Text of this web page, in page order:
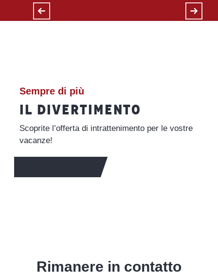
Sempre di più
IL DIVERTIMENTO
Scoprite l’offerta di intrattenimento per le vostre
vacanze!
Rimanere in contatto